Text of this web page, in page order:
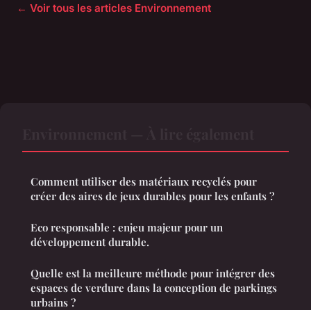
← Voir tous les articles Environnement
Comment utiliser des matériaux recyclés pour
créer des aires de jeux durables pour les enfants ?
Eco responsable : enjeu majeur pour un
développement durable.
Quelle est la meilleure méthode pour intégrer des
espaces de verdure dans la conception de parkings
urbains ?